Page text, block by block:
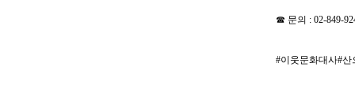
☎ 문의 : 02-849-
#이웃문화대사#산